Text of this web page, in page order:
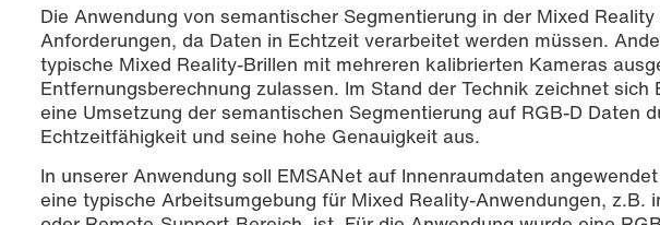
Die Anwendung von semantischer Segmentierung in der Mixed
Anforderungen, da Daten in Echtzeit verarbeitet werden müssen.
typische Mixed Reality-Brillen mit mehreren kalibrierten Kameras
Entfernungsberechnung zulassen. Im Stand der Technik zeichnet sich
eine Umsetzung der semantischen Segmentierung auf RGB-D Daten
Echtzeitfähigkeit und seine hohe Genauigkeit aus.
In unserer Anwendung soll EMSANet auf Innenraumdaten
eine typische Arbeitsumgebung für Mixed Reality-Anwendungen, z.B.